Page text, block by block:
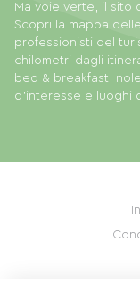
Ma voie verte, il sito
Scopri la mappa
professionisti del
chilometri dagli
bed & breakfast,
d'interesse e luoghi